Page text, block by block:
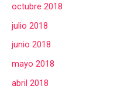
octubre 2018
julio 2018
junio 2018
mayo 2018
abril 2018